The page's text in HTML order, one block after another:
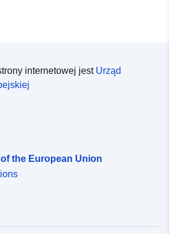
internetowej jest Urząd
the European Union